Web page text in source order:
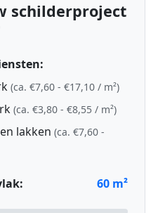
schilderproject
(ca. €7,60 - €17,10 / m²)
(ca. €3,80 - €8,55 / m²)
lakken (ca. €7,60 -
60 m²